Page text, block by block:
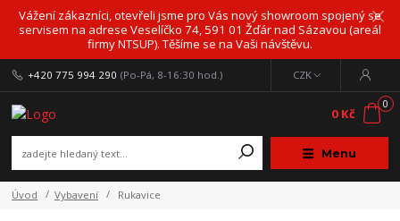
Vážení zákazníci, otevřeli jsme pro Vás nový showroom spojený se
servisem na adrese Veselíčko 74, 591 01 Žďár nad Sázavou (areál
firmy NTSUP). Těšíme se na Vaši návštěvu.
Menu
CZK
+420 775 994 290 (Po-Pá, 8-16:30 hod.)
0
0 Kč
Úvod Vybavení Rukavice